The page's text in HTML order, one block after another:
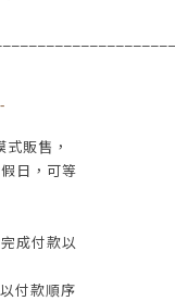
式販售，
日 ， 可等
成付款以
付款順序